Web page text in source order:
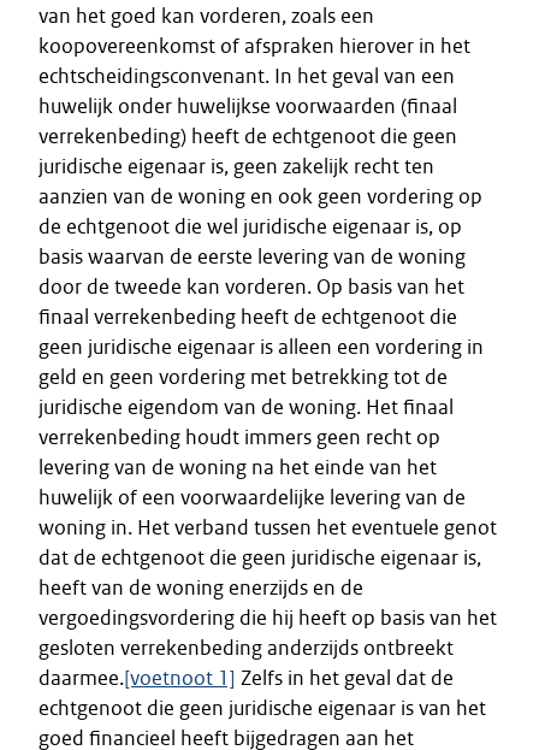
van het goed kan vorderen, zoals een
koopovereenkomst of afspraken hierover in het
echtscheidingsconvenant. In het geval van een
huwelijk onder huwelijkse voorwaarden (finaal
verrekenbeding) heeft de echtgenoot die geen
juridische eigenaar is, geen zakelijk recht ten
aanzien van de woning en ook geen vordering op
de echtgenoot die wel juridische eigenaar is, op
basis waarvan de eerste levering van de woning
door de tweede kan vorderen. Op basis van het
finaal verrekenbeding heeft de echtgenoot die
geen juridische eigenaar is alleen een vordering in
geld en geen vordering met betrekking tot de
juridische eigendom van de woning. Het finaal
verrekenbeding houdt immers geen recht op
levering van de woning na het einde van het
huwelijk of een voorwaardelijke levering van de
woning in. Het verband tussen het eventuele genot
dat de echtgenoot die geen juridische eigenaar is,
heeft van de woning enerzijds en de
vergoedingsvordering die hij heeft op basis van het
gesloten verrekenbeding anderzijds ontbreekt
daarmee.[voetnoot 1] Zelfs in het geval dat de
echtgenoot die geen juridische eigenaar is van het
goed financieel heeft bijgedragen aan het